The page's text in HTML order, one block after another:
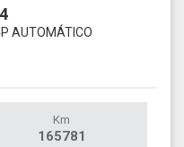
AUTOMÁTICO
Km
165781